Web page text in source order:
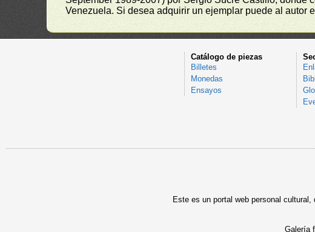
Venezuela. Si desea adquirir un ejemplar puede al autor
Catálogo de piezas
Billetes
Monedas
Ensayos
Este es un portal web personal
Galería